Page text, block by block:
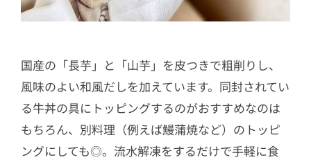
国産の「長芋」と「山芋」を皮つきで粗削りし、
風味のよい和風だしを加えています。同封されてい
る牛丼の具にトッピングするのがおすすめなのは
もちろん、別料理（例えば鰻蒲焼など）のトッピ
ングにしても◎。流水解凍をするだけで手軽に食